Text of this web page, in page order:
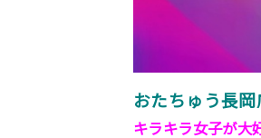
おたちゅう長
キラキラ女子が大